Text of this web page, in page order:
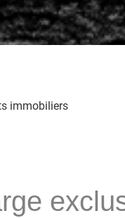
immobiliers